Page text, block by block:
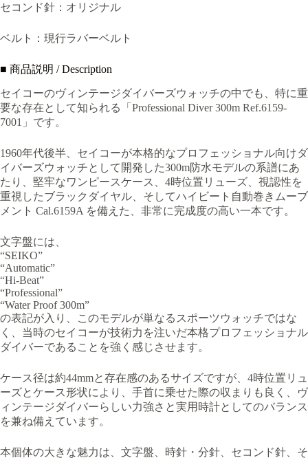
セコンド針：オリジナル
ベルト：現行ラバーベルト
■ 商品説明 / Description
セイコーのヴィンテージダイバーズウォッチの中でも、特に重
要な存在として知られる「Professional Diver 300m Ref.6159-
7001」です。
1960年代後半、セイコーが本格的なプロフェッショナル向けダ
イバーズウォッチとして開発した300m防水モデルの系譜にあ
たり、堅牢なワンピースケース、4時位置リューズ、視認性を
重視したブラックダイヤル、そしてハイビート自動巻きムーブ
メント Cal.6159A を備えた、非常に完成度の高い一本です。
文字盤には、
“SEIKO”
“Automatic”
“Hi-Beat”
“Professional”
“Water Proof 300m”
の表記が入り、このモデルが単なるスポーツウォッチではな
く、当時のセイコーが技術力を注いだ本格プロフェッショナル
ダイバーであることを強く感じさせます。
ケース径は約44mmと存在感のあるサイズですが、4時位置リュ
ーズとケース形状により、手首に乗せた際の収まりも良く、ヴ
ィンテージダイバーらしい力強さと実用時計としてのバランス
を兼ね備えています。
本個体の大きな魅力は、文字盤、時針・分針、セコンド針、そ